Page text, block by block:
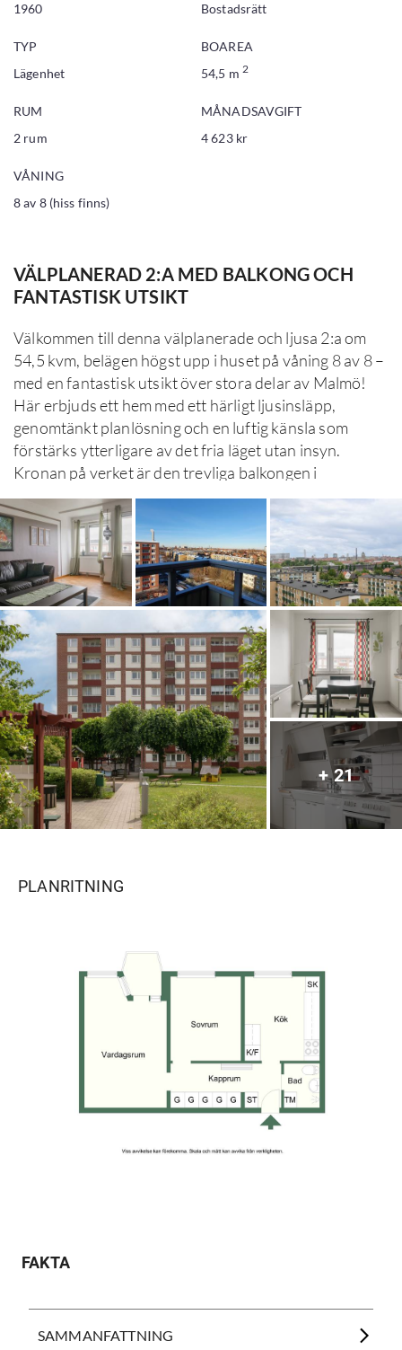
1960
Bostadsrätt
TYP
Lägenhet
BOAREA
54,5 m 2
RUM
2 rum
MÅNADSAVGIFT
4 623 kr
VÅNING
8 av 8 (hiss finns)
VÄLPLANERAD 2:A MED BALKONG OCH
FANTASTISK UTSIKT
Välkommen till denna välplanerade och ljusa 2:a om
54,5 kvm, belägen högst upp i huset på våning 8 av 8 –
med en fantastisk utsikt över stora delar av Malmö!
Här erbjuds ett hem med ett härligt ljusinsläpp,
genomtänkt planlösning och en luftig känsla som
förstärks ytterligare av det fria läget utan insyn.
Kronan på verket är den trevliga balkongen i
nordvästläge, där du kan njuta av eftermiddagssol och
magiska vyer över stadens skyline – en perfekt plats
för både avkoppling och sociala stunder.
Vardagsrummet är rymligt och inbjudande med gott
om plats för både soffgrupp och matbord, vilket
skapar en naturlig samlingspunkt i bostaden. De stora
fönsterpartierna bidrar till ett generöst ljusflöde och
förstärker känslan av rymd.
Köket i mysig retrostil är funktionellt och erbjuder bra
arbetsytor och förvaring, med utrymme för matplats.
Sovrummet har ett lugnt läge och rymmer enkelt en
dubbelsäng samt förvaringslösningar – en harmonisk
plats att dra sig tillbaka till.
Med sina 54,5 välplanerade kvadratmeter får du här
ett hem där varje yta används på bästa sätt.
Här bor du i ett trivsamt och omtyckt område med
grönområden. Föreningen erbjuder ett stabilt boende
+21
PLANRITNING
FAKTA
SAMMANFATTNING